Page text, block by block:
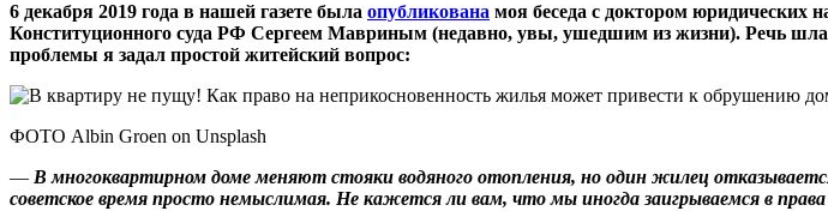
6 декабря 2019 года в нашей газете была опубликована моя беседа с доктором юридических
Конституционного суда РФ Сергеем Мавриным (недавно, увы, ушедшим из жизни). Речь
проблемы я задал простой житейский вопрос:
ФОТО Albin Groen on Unsplash
— В многоквартирном доме меняют стояки водяного отопления, но один жилец
советское время просто немыслимая. Не кажется ли вам, что мы иногда заигрываемся в